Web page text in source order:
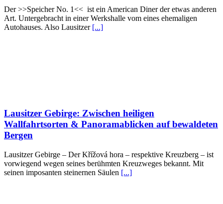
Der >>Speicher No. 1<< ist ein American Diner der etwas anderen
Art. Untergebracht in einer Werkshalle vom eines ehemaligen
Autohauses. Also Lausitzer [...]
Lausitzer Gebirge: Zwischen heiligen
Wallfahrtsorten & Panoramablicken auf bewaldeten
Bergen
Lausitzer Gebirge – Der Křížová hora – respektive Kreuzberg – ist
vorwiegend wegen seines berühmten Kreuzweges bekannt. Mit
seinen imposanten steinernen Säulen [...]